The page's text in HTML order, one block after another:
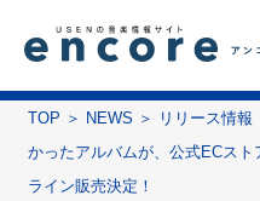
TOP NEWS リリース情報
かったアルバムが、公式ECス
ライン販売決定！